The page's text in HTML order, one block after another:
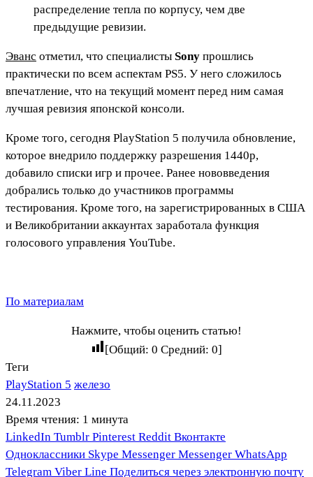
распределение тепла по корпусу, чем две
предыдущие ревизии.
Эванс отметил, что специалисты Sony прошлись
практически по всем аспектам PS5. У него сложилось
впечатление, что на текущий момент перед ним самая
лучшая ревизия японской консоли.
Кроме того, сегодня PlayStation 5 получила обновление,
которое внедрило поддержку разрешения 1440p,
добавило списки игр и прочее. Ранее нововведения
добрались только до участников программы
тестирования. Кроме того, на зарегистрированных в США
и Великобритании аккаунтах заработала функция
голосового управления YouTube.
По материалам
Нажмите, чтобы оценить статью!
[Общий: 0 Средний: 0]
Теги
PlayStation 5 железо
24.11.2023
Время чтения: 1 минута
LinkedIn Tumblr Pinterest Reddit Вконтакте
Одноклассники Skype Messenger Messenger WhatsApp
Telegram Viber Line Поделиться через электронную почту